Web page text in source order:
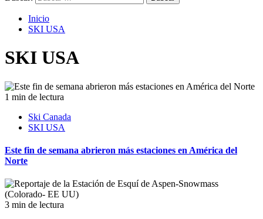
Inicio
SKI USA
SKI USA
1 min de lectura
Ski Canada
SKI USA
Este fin de semana abrieron más estaciones en América del
Norte
3 min de lectura